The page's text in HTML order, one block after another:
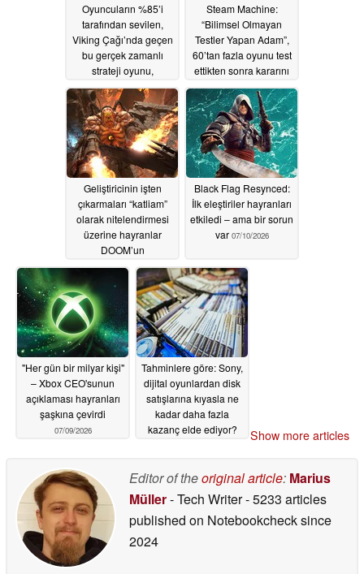
Oyuncuların %85’i
tarafından sevilen,
Viking Çağı’nda geçen
bu gerçek zamanlı
strateji oyunu,
Steam’de %72 indirimli
07/11/2026
Steam Machine:
“Bilimsel Olmayan
Testler Yapan Adam”,
60’tan fazla oyunu test
ettikten sonra kararını
açıkladı07/10/2026
Geliştiricinin işten
çıkarmaları “katliam”
olarak nitelendirmesi
üzerine hayranlar
DOOM’un
geleceğinden endişe
duyuyor
07/10/2026
Black Flag Resynced:
İlk eleştiriler hayranları
etkiledi – ama bir sorun
var 07/10/2026
"Her gün bir milyar kişi"
– Xbox CEO'sunun
açıklaması hayranları
şaşkına çevirdi
07/09/2026
Tahminlere göre: Sony,
dijital oyunlardan disk
satışlarına kıyasla ne
kadar daha fazla
kazanç elde ediyor?
Show more articles
Editor of theoriginal article: Marius
Müller- Tech Writer- 5233 articles
published on Notebookchecksince
2024